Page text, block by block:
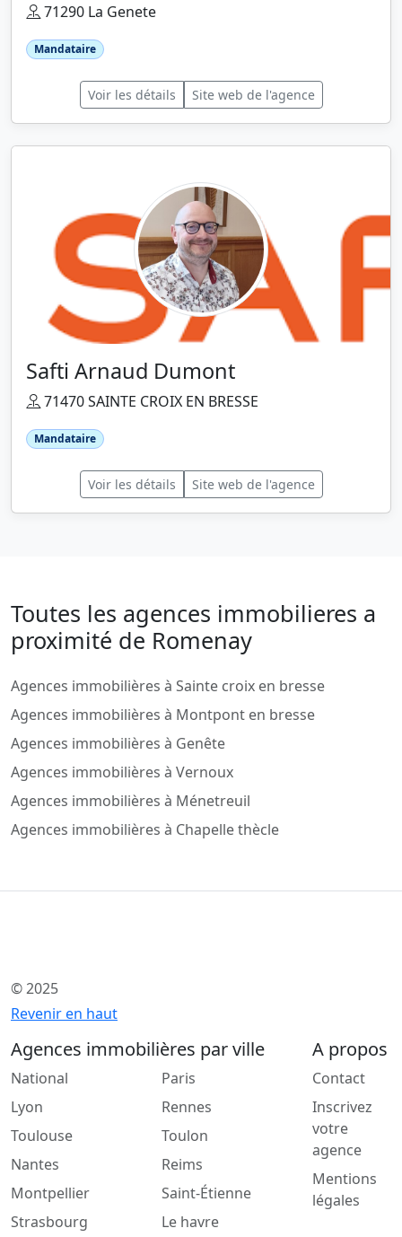
71290 La Genete
Mandataire
Voir les détails Site web de l'agence
Safti Arnaud Dumont
71470 SAINTE CROIX EN BRESSE
Mandataire
Voir les détails Site web de l'agence
Toutes les agences immobilieres a
proximité de Romenay
Agences immobilières à Sainte croix en bresse
Agences immobilières à Montpont en bresse
Agences immobilières à Genête
Agences immobilières à Vernoux
Agences immobilières à Ménetreuil
Agences immobilières à Chapelle thècle
© 2025
Revenir en haut
Agences immobilières par ville
National
Lyon
Toulouse
Nantes
Montpellier
Strasbourg
Paris
Rennes
Toulon
Reims
Saint-Étienne
Le havre
A propos
Contact
Inscrivez
votre
agence
Mentions
légales